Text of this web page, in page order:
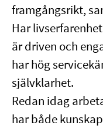
framgångsrikt,
Har
är driven och
har hög
självklarhet.
Redan idag
har både